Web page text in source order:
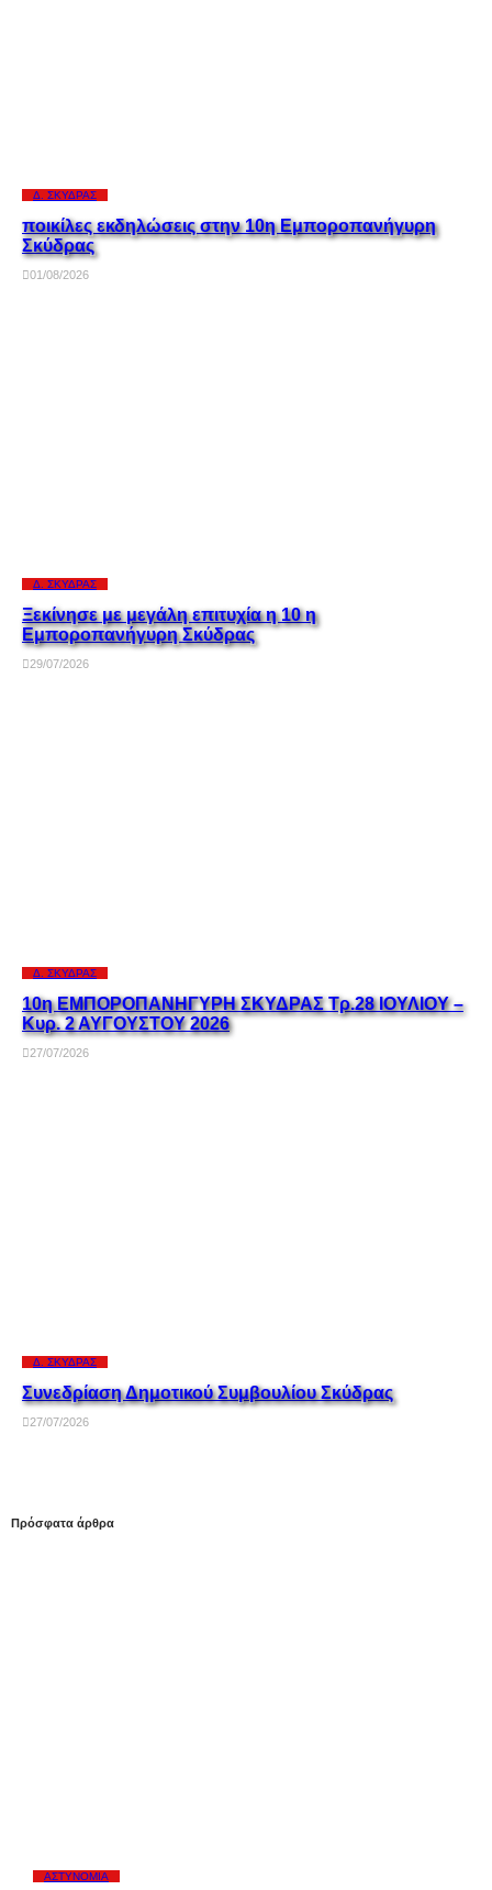
Δ. ΣΚΎΔΡΑΣ
ποικίλες εκδηλώσεις στην 10η Εμποροπανήγυρη
Σκύδρας
01/08/2026
Δ. ΣΚΎΔΡΑΣ
Ξεκίνησε με μεγάλη επιτυχία η 10 η
Εμποροπανήγυρη Σκύδρας
29/07/2026
Δ. ΣΚΎΔΡΑΣ
10η ΕΜΠΟΡΟΠΑΝΗΓΥΡΗ ΣΚΥΔΡΑΣ Τρ.28 ΙΟΥΛΙΟΥ –
Κυρ. 2 ΑΥΓΟΥΣΤΟΥ 2026
27/07/2026
Δ. ΣΚΎΔΡΑΣ
Συνεδρίαση Δημοτικού Συμβουλίου Σκύδρας
27/07/2026
Πρόσφατα άρθρα
ΑΣΤΥΝΟΜΊΑ